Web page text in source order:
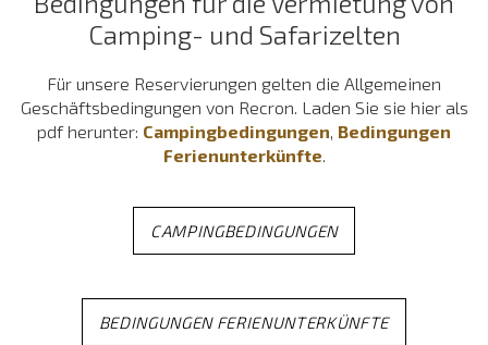
Camping- und Safarizelten
Für unsere Reservierungen gelten die Allgemeinen
Geschäftsbedingungen von Recron. Laden Sie sie hier als
pdf herunter: Campingbedingungen, Bedingungen
Ferienunterkünfte.
CAMPINGBEDINGUNGEN
BEDINGUNGEN FERIENUNTERKÜNFTE